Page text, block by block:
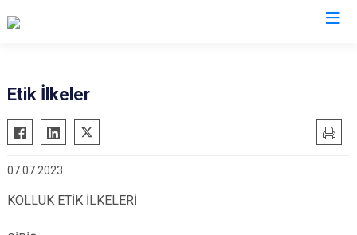
Etik İlkeler
07.07.2023
KOLLUK ETİK İLKELERİ